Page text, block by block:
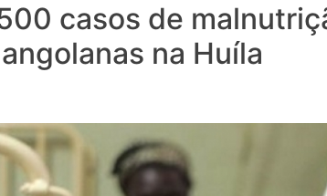
casos de
na Huíla